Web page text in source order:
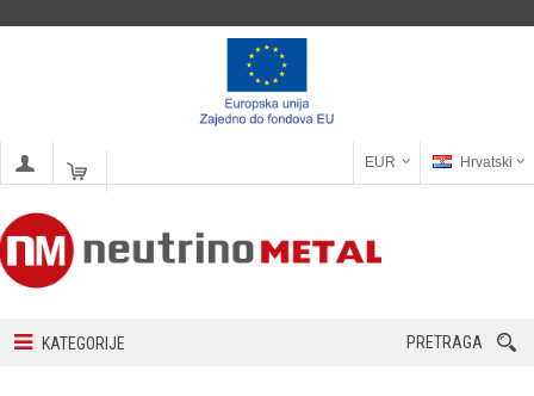
EUR Hrvatski
KATEGORIJE PRETRAGA